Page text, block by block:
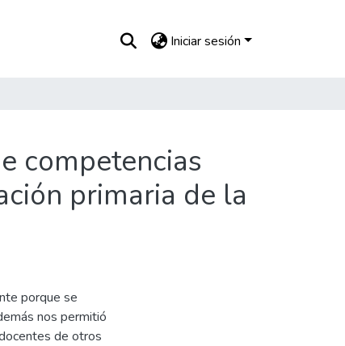
Iniciar sesión
competencias
primaria de la
porque se
nos permitió
de otros